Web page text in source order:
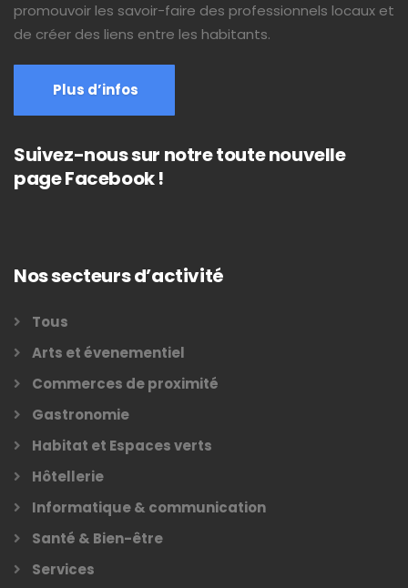
promouvoir les savoir-faire des professionnels locaux et
de créer des liens entre les habitants.
Plus d’infos
Suivez-nous sur notre toute nouvelle
page Facebook !
Nos secteurs d’activité
Tous
Arts et évenementiel
Commerces de proximité
Gastronomie
Habitat et Espaces verts
Hôtellerie
Informatique & communication
Santé & Bien-être
Services